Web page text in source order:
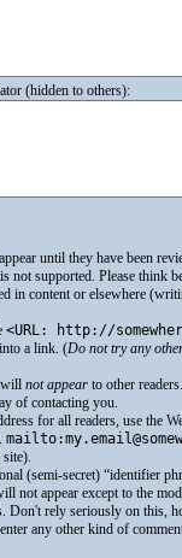
(hidden to others):
until they have been
not supported. Please think
in content or elsewhere
<URL: http://
a link. (Do not try any
will not appear to other
of contacting you.
for all readers, use the
site).
(semi-secret) “identifier
not appear except to the
Don't rely seriously on this,
any other kind of